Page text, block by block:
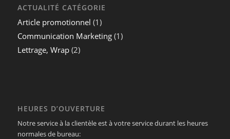
ACTUALITÉ CATÉGORIE
Article promotionnel (1)
Communication Marketing(1)
Lettrage, Wrap(2)
HEURES D’OUVERTURE
Notre service à la clientèle est à votre service durant les heures
normales de bureau: